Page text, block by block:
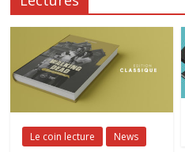
Le coin lecture News